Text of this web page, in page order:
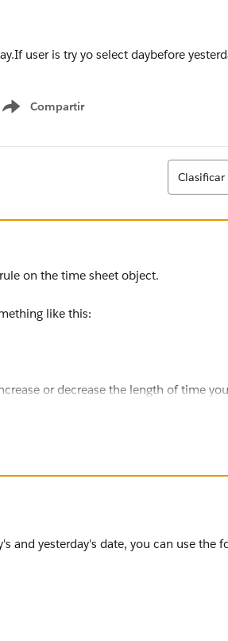
user is try yo select daybefore
Compartir
Show menu
Ordenar
on the time sheet object.
like this:
or decrease the length of time
and yesterday's date, you can use the